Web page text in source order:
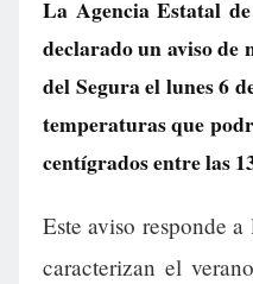
La Agencia Estatal
declarado un aviso de
del Segura el lunes 6
temperaturas que
centígrados entre las
Este aviso responde
caracterizan el